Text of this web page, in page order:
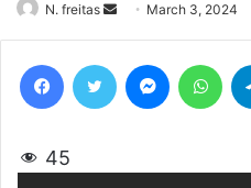
N. freitas
Send
an
email
March 3, 2024
45